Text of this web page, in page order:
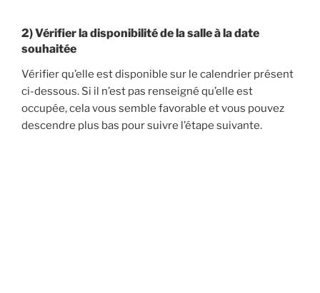
2) Vérifier la disponibilité de la salle à la date
souhaitée
Vérifier qu’elle est disponible sur le calendrier présent
ci-dessous. Si il n’est pas renseigné qu’elle est
occupée, cela vous semble favorable et vous pouvez
descendre plus bas pour suivre l’étape suivante.